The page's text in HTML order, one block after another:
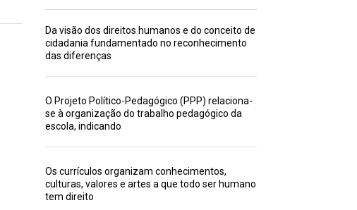
Da visão dos direitos humanos e do conceito de
cidadania fundamentado no reconhecimento
das diferenças
O Projeto Político-Pedagógico (PPP) relaciona-
se à organização do trabalho pedagógico da
escola, indicando
Os currículos organizam conhecimentos,
culturas, valores e artes a que todo ser humano
tem direito